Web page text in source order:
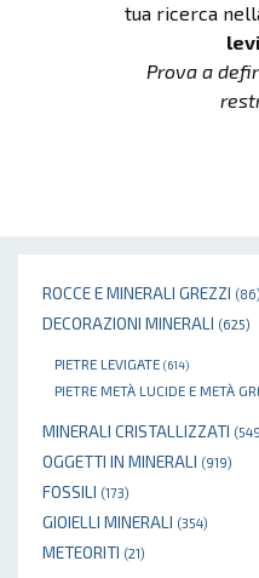
ROCCE E MINERALI GREZZI (86)
DECORAZIONI MINERALI (625)
PIETRE LEVIGATE (614)
PIETRE METÀ LUCIDE E METÀ
MINERALI CRISTALLIZZATI
OGGETTI IN MINERALI (919)
FOSSILI (173)
GIOIELLI MINERALI (354)
METEORITI (21)
tua ricerca
Prova a